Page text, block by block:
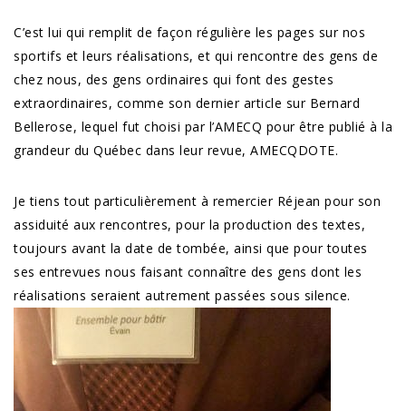
C’est lui qui remplit de façon régulière les pages sur nos
sportifs et leurs réalisations, et qui rencontre des gens de
chez nous, des gens ordinaires qui font des gestes
extraordinaires, comme son dernier article sur Bernard
Bellerose, lequel fut choisi par l’AMECQ pour être publié à la
grandeur du Québec dans leur revue, AMECQDOTE.
Je tiens tout particulièrement à remercier Réjean pour son
assiduité aux rencontres, pour la production des textes,
toujours avant la date de tombée, ainsi que pour toutes
ses entrevues nous faisant connaître des gens dont les
réalisations seraient autrement passées sous silence.